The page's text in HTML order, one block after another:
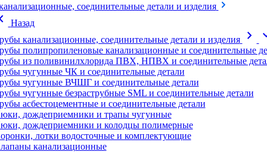
соединительные детали и изделия
Назад
канализационные, соединительные детали и изделия
chevron_right
полипропиленовые канализационные и соединительные
из поливинилхлорида ПВХ, НПВХ и соединительные
чугунные ЧК и соединительные детали
чугунные ВЧШГ и соединительные детали
чугунные безраструбные SML и соединительные детали
асбестоцементные и соединительные детали
дождеприемники и трапы чугунные
дождеприемники и колодцы полимерные
лотки водосточные и комплектующие
канализационные